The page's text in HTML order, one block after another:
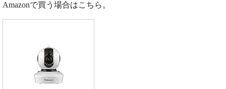
Amazonで買う場合はこちら。